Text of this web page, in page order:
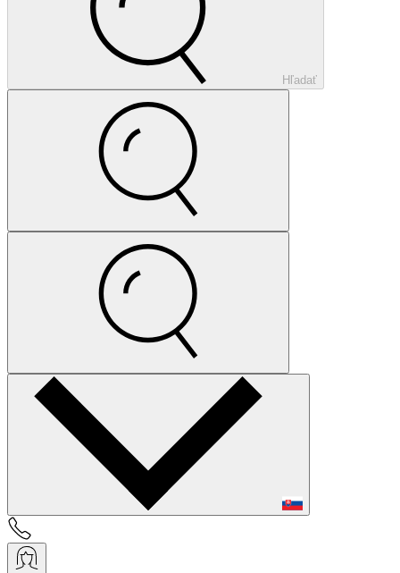
Hľadať